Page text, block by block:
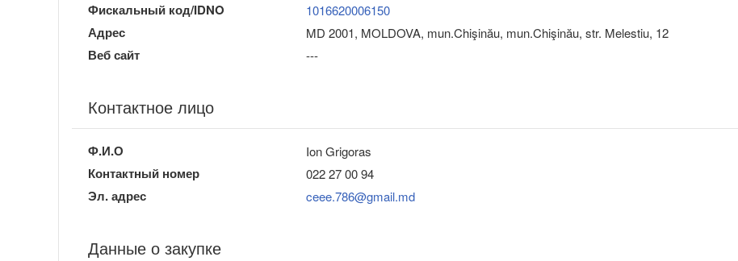
Фискальный код/IDNO 1016620006150
Адрес MD 2001, MOLDOVA, mun.Chişinău, mun.Chişinău, str. Melestiu, 12
Веб сайт ---
Контактное лицо
Ф.И.О Ion Grigoras
Контактный номер 022 27 00 94
Эл. адрес ceee.786@gmail.md
Данные о закупке